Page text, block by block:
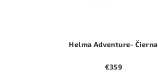
Helma Adventure- Čierna
€359